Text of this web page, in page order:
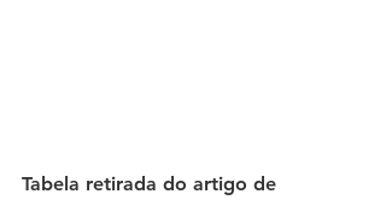
Tabela retirada do artigo de